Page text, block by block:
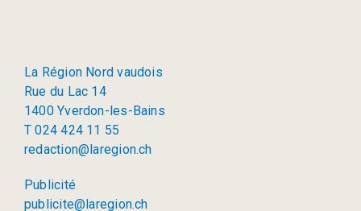
La Région Nord vaudois
Rue du Lac 14
1400 Yverdon-les-Bains
T 024 424 11 55
redaction@laregion.ch
Publicité
publicite@laregion.ch